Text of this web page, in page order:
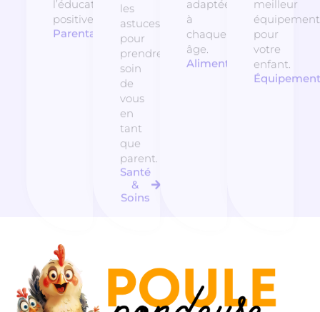
l’éducation
positive.
Parentalité
les
astuces
pour
prendre
soin
de
vous
en
tant
que
parent.
Santé
&
Soins
adaptée
à
chaque
âge.
Alimentation
meilleur
équipement
pour
votre
enfant.
Équipement